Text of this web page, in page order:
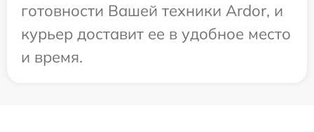
готовности Вашей техники Ardor, и
курьер доставит ее в удобное место
и время.